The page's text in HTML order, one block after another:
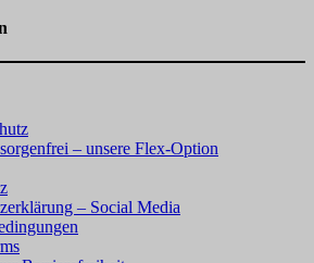
– unsere Flex-Option
– Social Media